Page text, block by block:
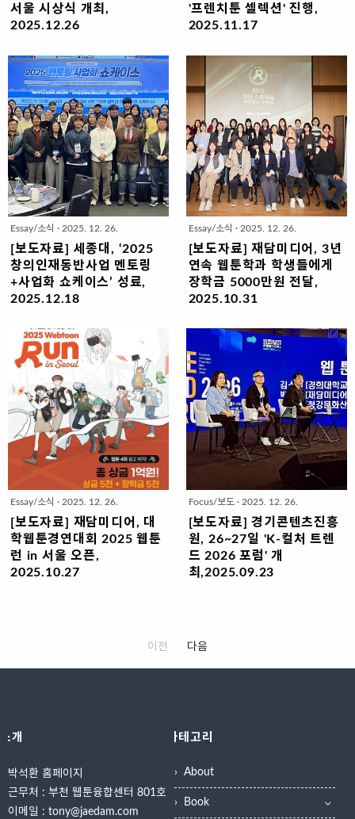
리가 주목해야 할 작품은 무엇일
까?”“2026년 우리가 기대할 경향과
드〉 시리즈가 돌아왔다. 2023,
2024, 2025년 건너..
다. 1974년 당시로서는 파격적인 장
편 시리즈물 한국인> 연작을 대본소
만화가가 됐지만 이상무가 선 ‘마운
드’는 대본소였다. 이른바 만화방으로
도 불린 이 공간..
서울 시상식 개최,
2025.12.26
참가청강대 조반 작가 대상, 영상대
소랑 작가 최우수상 수상재담미디어
와 서울경제진흥원이 공동 주최한
2025 웹툰런 인 서울 시상식이 지난
18일 서울영화센터에서 개최됐다. 총
상금 5000만 원을 걸고 진행된 이번
대회의 대상은 조반 작가의 (청강대,
지도교수 박수정), 최우수상은 소랑
작가의 (영상대, 지도교수 류유희)가
수상했다.웹툰런은 마라톤이
42.195km를 달린다는 점에 착안한
공모전으로 웹사이트를 통해 42.195
일 동안 작품을 공개 모집하고 6주간
매주 1회 분량의 콘텐츠를 게재해 경
연을 펼치는 프로그램이다.올해 3회
툰 대학과 교육기관에 재학 중인 학생
300여 명이 참여했다. 이 중 120편
의 작품이 본선에 올랐고 ..
'프렌치툰 셀렉션' 진행,
2025.11.17
남용)는 주한프랑스대사관이 공개 모
집한 프랑스 작가들의 웹툰을 재담쇼
츠 플랫폼을 통해 한국어로 서비스한
다고 밝혔다.제1회 프랑스 웹툰 페스
티벌 ‘프렌치툰 셀렉션’으로 이름 붙
여진 이번 공모전은 주한프랑스대사
관의 제안으로 진행됐다. 프랑스 현지
에서 활동하고 있는 웹툰작가들의 작
품을 대사관이 공개 모집했고 재담미
디어 소속 웹툰PD, 대사관 문화과의
웹툰 전문팀 등으로 구성된 심사위원
단이 접수 작품 중 우수작 10편을 엄
선해 한국 팬들에게 선보일 계획이다.
예선에서 선정된 작품들은 한국어로
번역된 후, 2026년 3월부터 3개월간
는 서비스 작품 중 한국 팬들로부터
가장 많은 응원 점수를 받은 작품을
선정, 정식 판권 계약을 체결하고 한
국에서의 ..
Essay/소식 · 2025. 12. 26.
[보도자료] 세종대, ‘2025
창의인재동반사업 멘토링
+사업화 쇼케이스’ 성료,
2025.12.18
작자 선정… 카카오페이지·네이버웹
툰 연재 확정 성과도 -세종대학교(총
장 엄종화) 산학협력단(단장 권현한)
과 세종대 융합콘텐츠산업연구소가
지난 11월 13일(목)~14일(금) 한국콘
텐츠진흥원(원장직무대행 유현석) 주
관 2025 콘텐츠 창의인재동반사업
플랫폼 기관 자체 성과발표회 ’2025
멘토링+사업화 쇼케이스’를 성공적으
로 마무리했다.웹툰 분야 인재양성의
대표 기관으로 꼽히는 세종대는 이번
「생성형 AI 기반 글로벌 목표시장 지
향 작가 장르·스토리텔링 개발 멘토링
프로그램」을 운영하며 총 16명의 신
진 웹툰 작가를 배출했다. 멘티들은
Essay/소식 · 2025. 12. 26.
[보도자료] 재담미디어, 3년
연속 웹툰학과 학생들에게
장학금 5000만원 전달,
2025.10.31
화웹툰학회 등과 함께 전국 만화웹툰
학과 재학생 중 20명 선발재담미디어
(대표 황남용)는 지난 24일 서울창업
허브 엠플러스에서 '재담스콜라십 장
학증서 전달식' 행사를 개최하고 전국
에 개설된 대학이나 교육기관에서 창
작 수업을 받는 학생 중 20명을 선발
해 장학금 5,000만원을 지급했다고
31일 밝혔다.2023년 재담미디어 창
사 10주년을 계기로 시작된 이 프로
그램은 '웹툰 창작 후속 세대의 성
장'과 '조기 현장 진출 지원'을 목표로
진행되며 올해 3회째를 맞이했다. 그
간 61명의 장학생에게 누적 1억
5,250만원의 장학금이 전달됐다. 2
Essay/소식 · 2025. 12. 26.
[보도자료] 재담미디어, 대
학웹툰경연대회 2025 웹툰
런 in 서울 오픈,
2025.10.27
와 서울경제진흥원이 주최하는 대학
128작품이 공개됐으며 참가 작품은
할 수 있다.공개 예선은 12월 1일까
지 진행되며 일반 사용자들의 조회수,
하트수, 응원수, 댓글수 등의 지표를
Focus/보도 · 2025. 12. 26.
[보도자료] 경기콘텐츠진흥
원, 26~27일 'K-컬처 트렌
드 2026 포럼' 개
최,2025.09.23
드 2026 포럼'을 개최한다고 3일 밝
기술과 인공지능(AI) △대중음악 △
화 △드라마와 예능 세션이 이어진다.
이전 다음
소개
박석환 홈페이지
근무처 : 부천 웹툰융합센터 801호
이메일 : tony@jaedam.com
카테고리
About
Book